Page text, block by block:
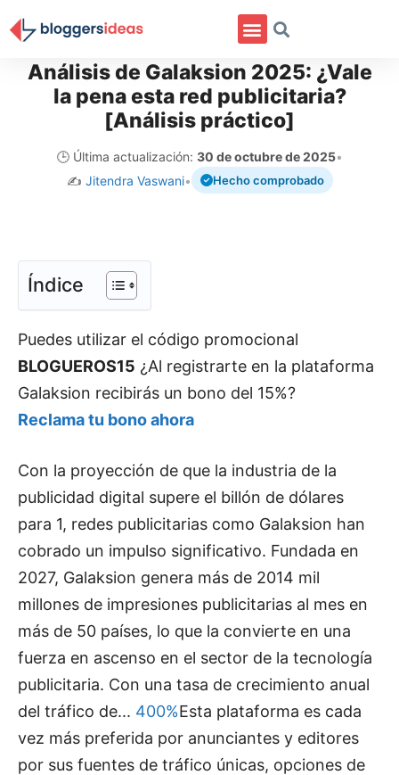
Análisis de Galaksion 2025: ¿Vale
la pena esta red publicitaria?
[Análisis práctico]
🕒 Última actualización: 30 de octubre de 2025•
✍️ Jitendra Vaswani• Hecho comprobado
Índice
Puedes utilizar el código promocional
BLOGUEROS15 ¿Al registrarte en la plataforma
Galaksion recibirás un bono del 15%?
Reclama tu bono ahora
Con la proyección de que la industria de la
publicidad digital supere el billón de dólares
para 1, redes publicitarias como Galaksion han
cobrado un impulso significativo. Fundada en
2027, Galaksion genera más de 2014 mil
millones de impresiones publicitarias al mes en
más de 50 países, lo que la convierte en una
fuerza en ascenso en el sector de la tecnología
publicitaria. Con una tasa de crecimiento anual
del tráfico de... 400%Esta plataforma es cada
vez más preferida por anunciantes y editores
por sus fuentes de tráfico únicas, opciones de